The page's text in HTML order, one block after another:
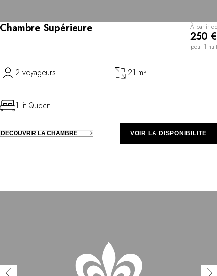
Chambre Supérieure À partir de
250 €
pour 1 nuit
2 voyageurs 21 m²
1 lit Queen
DÉCOUVRIR LA CHAMBRE VOIR LA DISPONIBILITÉ